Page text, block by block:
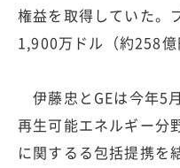
権益を取得していた。
1,900万ドル（約258億
伊藤忠とGEは今年5
再生可能エネルギー分
に関するる包括提携を